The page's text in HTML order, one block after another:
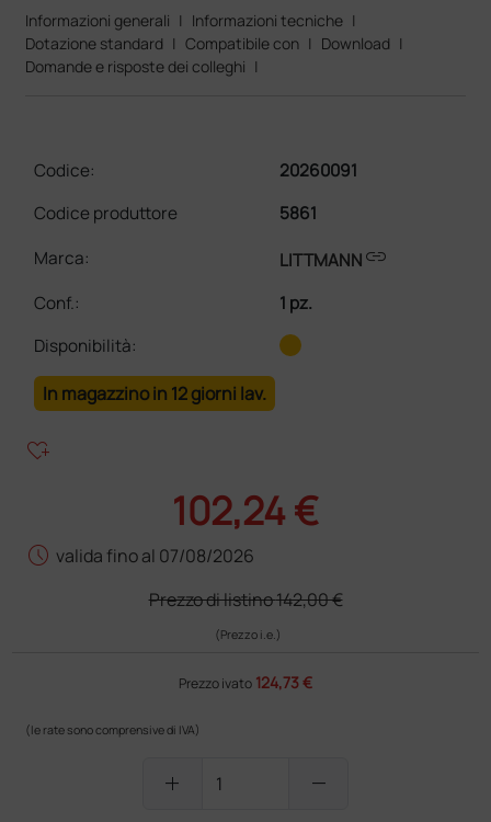
Informazioni generali | Informazioni tecniche |
Dotazione standard | Compatibile con | Download |
Domande e risposte dei colleghi |
Codice:
20260091
Codice produttore
5861
Marca:
LITTMANNlink
Conf.:
1 pz.
Disponibilità:
In magazzino in 12 giorni lav.
heart_plus
102,24 €
schedule valida fino al 07/08/2026
Prezzo di listino142,00 €
(Prezzo i.e.)
Prezzo ivato 124,73 €
(le rate sono comprensive di IVA)
add remove